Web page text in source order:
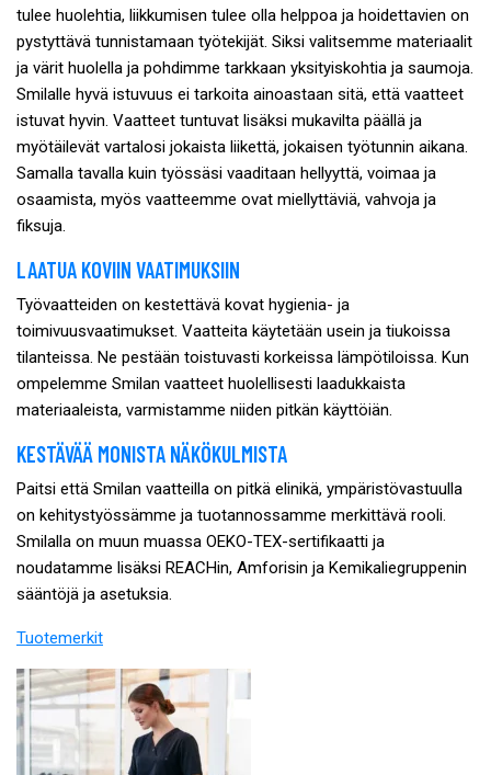
tulee huolehtia, liikkumisen tulee olla helppoa ja hoidettavien on
pystyttävä tunnistamaan työtekijät. Siksi valitsemme materiaalit
ja värit huolella ja pohdimme tarkkaan yksityiskohtia ja saumoja.
Smilalle hyvä istuvuus ei tarkoita ainoastaan sitä, että vaatteet
istuvat hyvin. Vaatteet tuntuvat lisäksi mukavilta päällä ja
myötäilevät vartalosi jokaista liikettä, jokaisen työtunnin aikana.
Samalla tavalla kuin työssäsi vaaditaan hellyyttä, voimaa ja
osaamista, myös vaatteemme ovat miellyttäviä, vahvoja ja
fiksuja.
LAATUA KOVIIN VAATIMUKSIIN
Työvaatteiden on kestettävä kovat hygienia- ja
toimivuusvaatimukset. Vaatteita käytetään usein ja tiukoissa
tilanteissa. Ne pestään toistuvasti korkeissa lämpötiloissa. Kun
ompelemme Smilan vaatteet huolellisesti laadukkaista
materiaaleista, varmistamme niiden pitkän käyttöiän.
KESTÄVÄÄ MONISTA NÄKÖKULMISTA
Paitsi että Smilan vaatteilla on pitkä elinikä, ympäristövastuulla
on kehitystyössämme ja tuotannossamme merkittävä rooli.
Smilalla on muun muassa OEKO-TEX-sertifikaatti ja
noudatamme lisäksi REACHin, Amforisin ja Kemikaliegruppenin
sääntöjä ja asetuksia.
Tuotemerkit